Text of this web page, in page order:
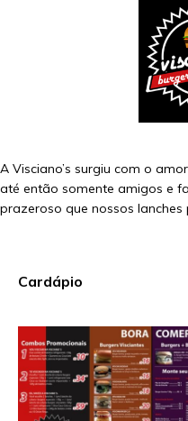
A Visciano’s surgiu com o
até então somente amigos e
prazeroso que nossos
Cardápio